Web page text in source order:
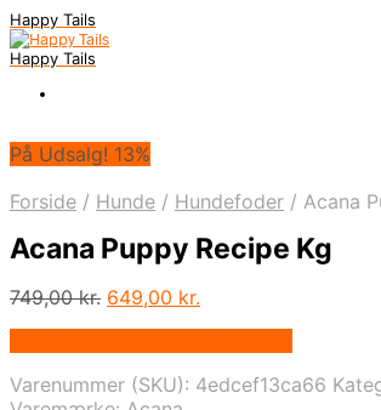
Happy Tails
Happy Tails
På Udsalg! 13%
Forside / Hunde / Hundefoder / Acana
Acana Puppy Recipe Kg
749,00kr. Den
749,00 kr..
649,00 kr.
649,00 kr..
Varenummer (SKU): 4edcef13ca66